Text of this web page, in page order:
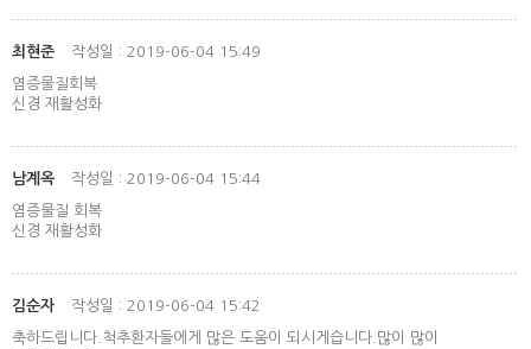
최현준 작성일 : 2019-06-04 15:49
염증물질회복
신경 재활성화
남계옥 작성일 : 2019-06-04 15:44
염증물질 회복
신경 재활성화
김순자 작성일 : 2019-06-04 15:42
축하드립니다.척추환자들에게 많은 도움이 되시게습니다.많이 많이